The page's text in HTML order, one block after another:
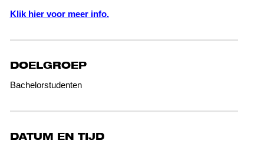
Klik hier voor meer info.
DOELGROEP
Bachelorstudenten
DATUM EN TIJD